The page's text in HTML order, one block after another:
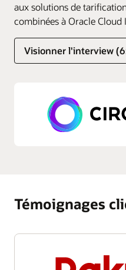
aux solutions de
combinées à Oracle Cloud
Visionner l'interview
Témoignages